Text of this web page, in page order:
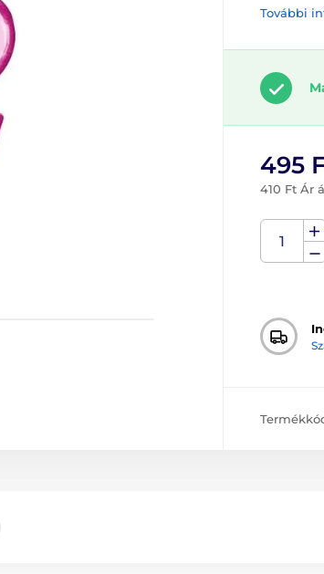
További
495
410 Ft Ár